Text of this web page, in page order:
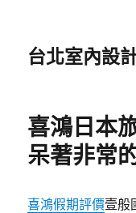
台北室內設
喜鴻日本
呆著非常
喜鴻假期評價壹般